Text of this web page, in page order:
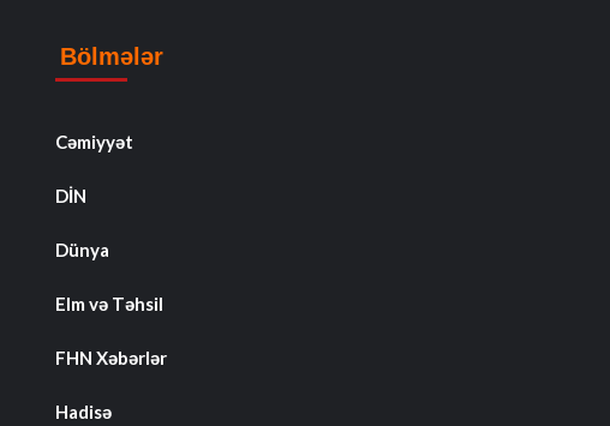
Bölmələr
Cəmiyyət
DİN
Dünya
Elm və Təhsil
FHN Xəbərlər
Hadisə